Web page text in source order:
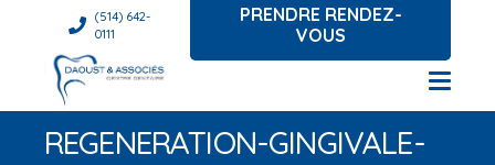
(514) 642-
0111
PRENDRE RENDEZ-
VOUS
REGENERATION-GINGIVALE-